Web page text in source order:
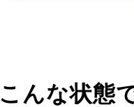
こんな状態